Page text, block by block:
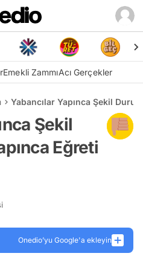
Emekli ZammıAcı Gerçekler
Yabancılar Yapınca Şekil
Şekil
Eğreti
Onedio’yu Google'a ekleyin